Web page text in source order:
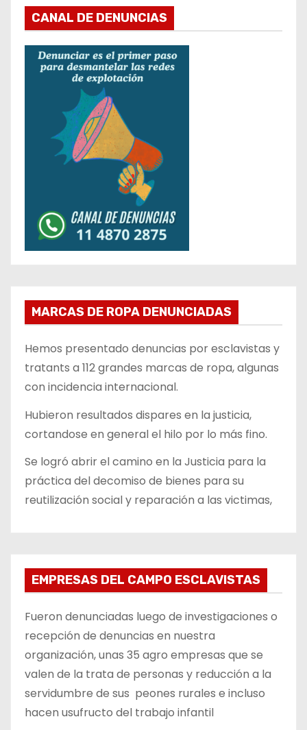
CANAL DE DENUNCIAS
MARCAS DE ROPA DENUNCIADAS
Hemos presentado denuncias por esclavistas y
tratants a 112 grandes marcas de ropa, algunas
con incidencia internacional.
Hubieron resultados dispares en la justicia,
cortandose en general el hilo por lo más fino.
Se logró abrir el camino en la Justicia para la
práctica del decomiso de bienes para su
reutilización social y reparación a las victimas,
EMPRESAS DEL CAMPO ESCLAVISTAS
Fueron denunciadas luego de investigaciones o
recepción de denuncias en nuestra
organización, unas 35 agro empresas que se
valen de la trata de personas y reducción a la
servidumbre de sus peones rurales e incluso
hacen usufructo del trabajo infantil